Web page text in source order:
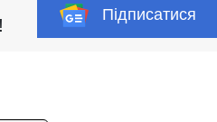
Підписатися